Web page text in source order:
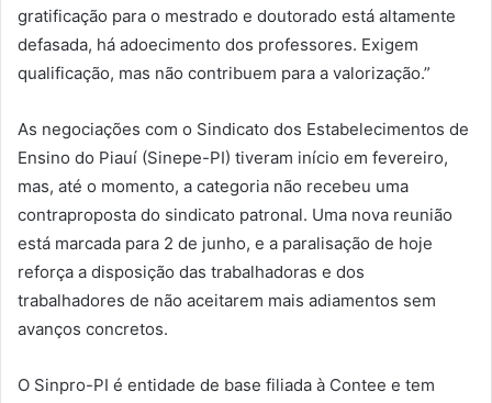
gratificação para o mestrado e doutorado está altamente
defasada, há adoecimento dos professores. Exigem
qualificação, mas não contribuem para a valorização.”
As negociações com o Sindicato dos Estabelecimentos de
Ensino do Piauí (Sinepe-PI) tiveram início em fevereiro,
mas, até o momento, a categoria não recebeu uma
contraproposta do sindicato patronal. Uma nova reunião
está marcada para 2 de junho, e a paralisação de hoje
reforça a disposição das trabalhadoras e dos
trabalhadores de não aceitarem mais adiamentos sem
avanços concretos.
O Sinpro-PI é entidade de base filiada à Contee e tem